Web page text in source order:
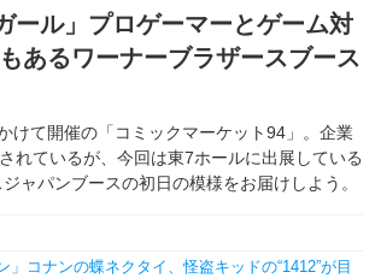
グッズ
海外
ト ビジネス
ト アーティスト
実写
イベント
座談会
！TV ABEMA Cafe
ール」プロゲーマーとゲーム対
あるワーナーブラザースブース
けて開催の「コミックマーケット94」。企業
れているが、今回は東7ホールに出展している
ャパンブースの初日の模様をお届けしよう。
」コナンの蝶ネクタイ、怪盗キッドの“1412”が目